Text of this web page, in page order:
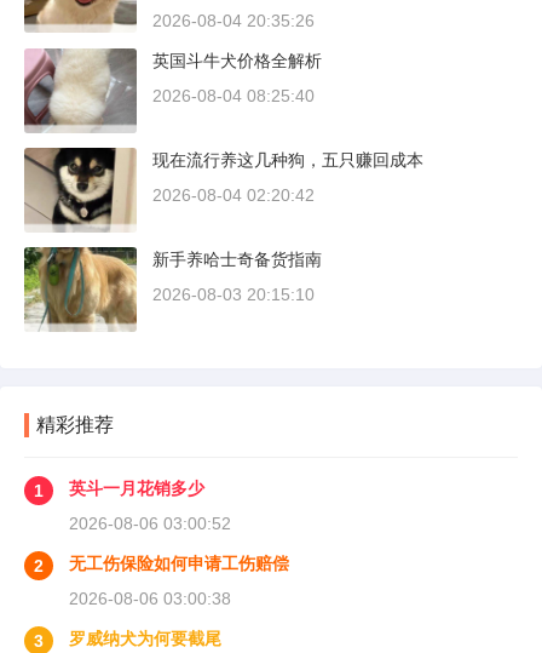
付；要是单位没参保，那就由单位自己掏钱。很
又推给医保，两边扯皮耽误治疗。这篇就把这事
讲清楚。
2026-08-04 20:35:26
英国斗牛犬价格全解析
2026-08-04 08:25:40
现在流行养这几种狗，五只赚回成本
2026-08-04 02:20:42
新手养哈士奇备货指南
2026-08-03 20:15:10
精彩推荐
1
英斗一月花销多少
2026-08-06 03:00:52
2
无工伤保险如何申请工伤赔偿
2026-08-06 03:00:38
3
罗威纳犬为何要截尾